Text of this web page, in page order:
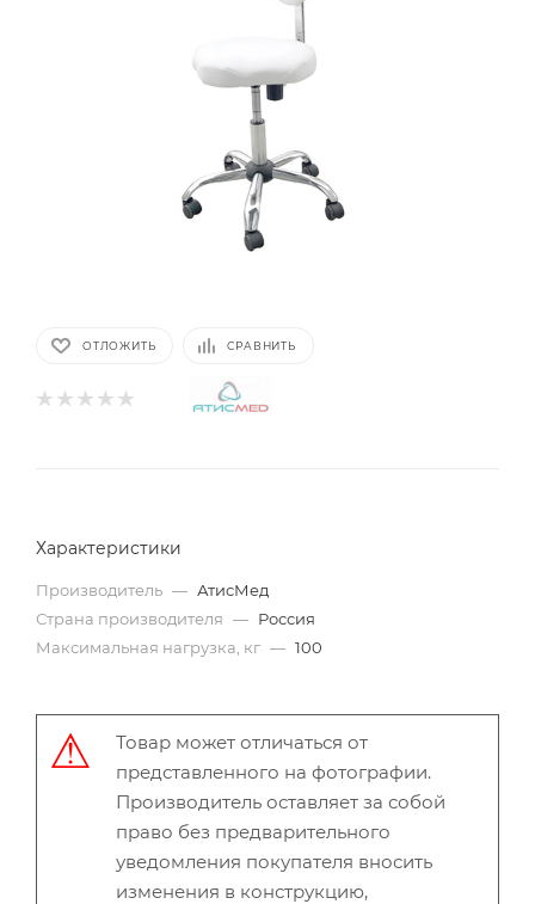
ОТЛОЖИТЬ СРАВНИТЬ
Характеристики
Производитель — АтисМед
Страна производителя — Россия
Максимальная нагрузка, кг — 100
Товар может отличаться от
представленного на фотографии.
Производитель оставляет за собой
право без предварительного
уведомления покупателя вносить
изменения в конструкцию,